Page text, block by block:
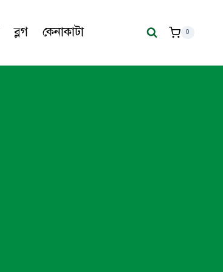
ব্লগ কেনাকাটা 0